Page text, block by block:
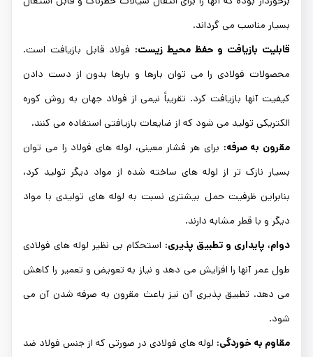
بسیار مناسب می گرداند.
قابلیت بازیافت و حفظ محیط زیست: فولاد قابل بازیافت است.
محصولات فولادی را می توان بارها و بارها بدون از دست دادن
کیفیت آنها بازیافت کرد. تقریباً نیمی از فولاد جهان به روش کوره
الکتریکی تولید می ‌شود که از ضایعات بازیافتی استفاده می ‌کنند.
مقرون به صرفه: برای هر فشار معینی، لوله ‌های فولاد را می ‌توان
بسیار نازک‌ تر از لوله ‌های ساخته شده از مواد دیگر تولید کرد،
بنابراین ظرفیت حمل بیشتری نسبت به لوله‌ های تولیدی با مواد
دیگر و با قطر مشابه دارند.
دوام، پایداری و تطبیق پذیری: استحکام بی ‌نظیر لوله‌ های فولادی
طول عمر آنها را افزایش می‌ دهد و نیاز به تعویض و تعمیر را کاهش
می‌ دهد. تطبیق پذیری آن نیز باعث مقرون به صرفه شدن آن می
‌شود.
مقاوم به خوردگی: لوله های فولادی در صورتی که از جنس فولاد ضد